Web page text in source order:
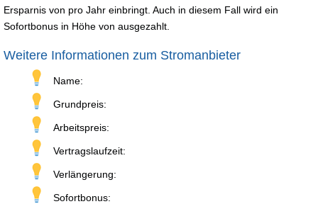
Ersparnis von pro Jahr einbringt. Auch in diesem Fall wird ein
Sofortbonus in Höhe von ausgezahlt.
Weitere Informationen zum Stromanbieter
Name:
Grundpreis:
Arbeitspreis:
Vertragslaufzeit:
Verlängerung:
Sofortbonus: